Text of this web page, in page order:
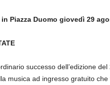
Piazza Duomo giovedì 29
successo dell’edizione
musica ad ingresso gratuito